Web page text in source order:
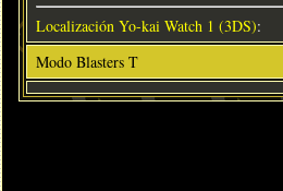
Localización Yo-kai Watch 1 (3DS):
Modo Blasters T